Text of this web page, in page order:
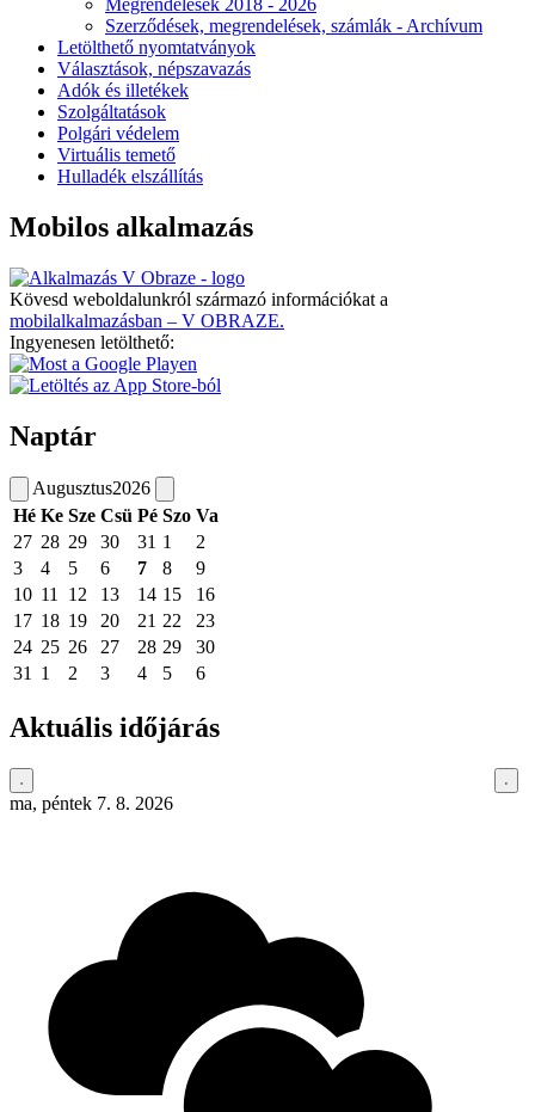
Megrendelések 2018 - 2026
Szerződések, megrendelések, számlák - Archívum
Letölthető nyomtatványok
Választások, népszavazás
Adók és illetékek
Szolgáltatások
Polgári védelem
Virtuális temető
Hulladék elszállítás
Mobilos alkalmazás
Kövesd weboldalunkról származó információkat a
mobilalkalmazásban – V OBRAZE.
Ingyenesen letölthető:
Naptár
Augusztus2026
Hé Ke Sze Csü Pé Szo Va
27 28 29 30 31 1
2
3
4 5 6 7 8
9
10 11 12 13 14 15
16
17 18 19 20 21 22
23
24 25 26 27 28 29
30
31
1 2 3 4 5 6
Aktuális időjárás
ma, péntek 7. 8. 2026